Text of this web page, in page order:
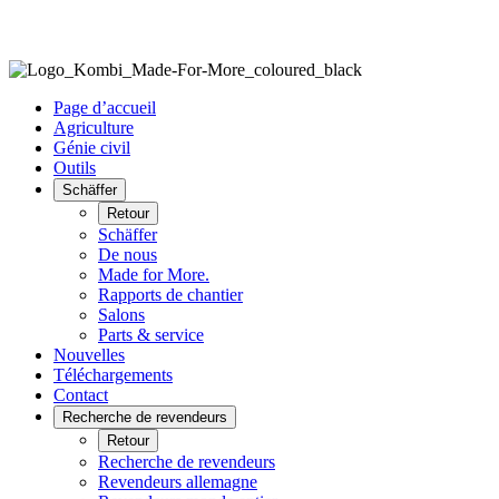
Page d’accueil
Agriculture
Génie civil
Outils
Schäffer
Retour
Schäffer
De nous
Made for More.
Rapports de chantier
Salons
Parts & service
Nouvelles
Téléchargements
Contact
Recherche de revendeurs
Retour
Recherche de revendeurs
Revendeurs allemagne